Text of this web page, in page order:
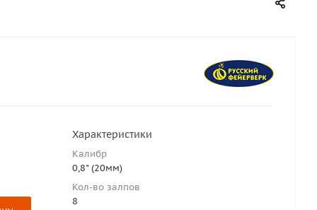
Характеристики
Калибр
0,8" (20мм)
Кол-во залпов
8